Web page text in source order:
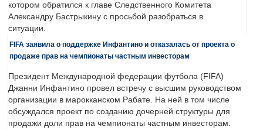
котором обратился к главе Следственного Комитета
Александру Бастрыкину с просьбой разобраться в
ситуации.
FIFA заявила о поддержке Инфантино и отказалась от проекта о
продаже прав на чемпионаты частным инвесторам
Президент Международной федерации футбола (FIFA)
Джанни Инфантино провел встречу с высшим руководством
организации в марокканском Рабате. На ней в том числе
обсуждался проект по созданию дочерней структуры для
продажи доли прав на чемпионаты частным инвесторам.